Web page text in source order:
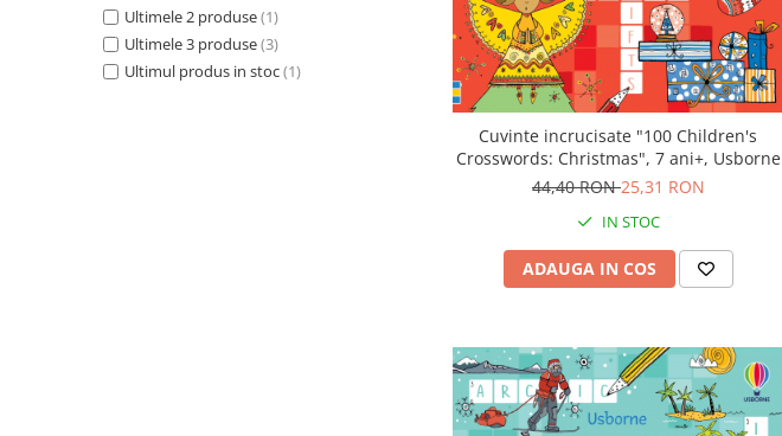
Ultimele 2 produse(1)
Ultimele 3 produse(3)
Ultimul produs in stoc(1)
Cuvinte incrucisate "100 Children's
Crosswords: Christmas", 7 ani+, Usborne
44,40 RON25,31 RON
IN STOC
ADAUGA IN COS